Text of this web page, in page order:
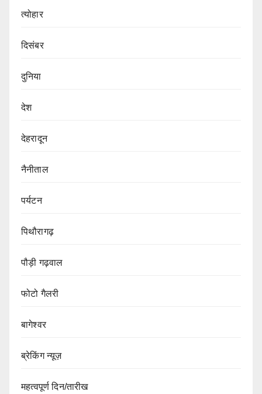
त्योहार
दिसंबर
दुनिया
देश
देहरादून
नैनीताल
पर्यटन
पिथौरागढ़
पौड़ी गढ़वाल
फोटो गैलरी
बागेश्वर
ब्रेकिंग न्यूज़
महत्वपूर्ण दिन/तारीख